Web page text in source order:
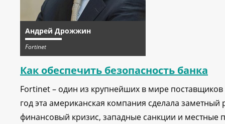
Андрей Дрожжин
Fortinet
Как обеспечить безопасность банка
Fortinet – один из крупнейших в мире
год эта американская компания сделала
финансовый кризис, западные санкции и